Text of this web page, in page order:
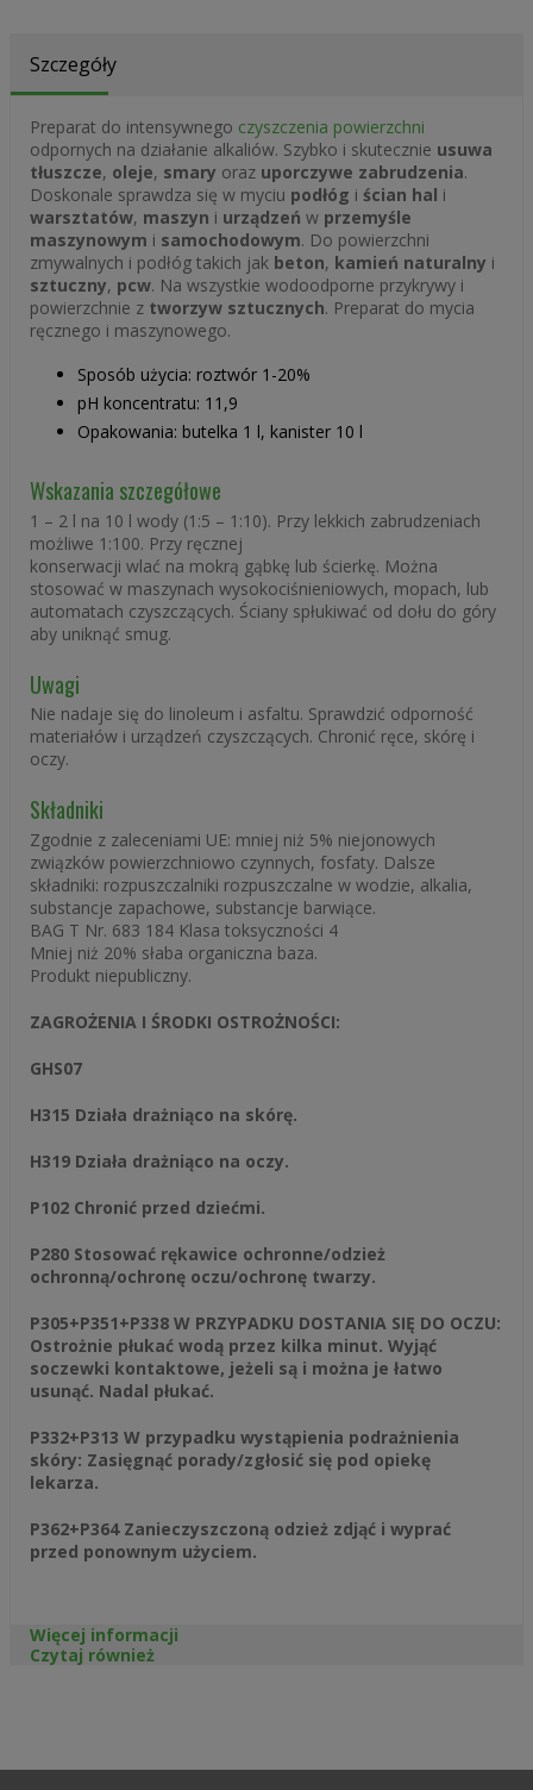
Szczegóły
Preparat do intensywnego czyszczenia powierzchni
odpornych na działanie alkaliów. Szybko i skutecznie usuwa
tłuszcze, oleje, smary oraz uporczywe zabrudzenia.
Doskonale sprawdza się w myciu podłóg i ścian hal i
warsztatów, maszyn i urządzeń w przemyśle
maszynowym i samochodowym. Do powierzchni
zmywalnych i podłóg takich jak beton, kamień naturalny i
sztuczny, pcw. Na wszystkie wodoodporne przykrywy i
powierzchnie z tworzyw sztucznych. Preparat do mycia
ręcznego i maszynowego.
Sposób użycia: roztwór 1-20%
pH koncentratu: 11,9
Opakowania: butelka 1 l, kanister 10 l
Wskazania szczegółowe
1 – 2 l na 10 l wody (1:5 – 1:10). Przy lekkich zabrudzeniach
możliwe 1:100. Przy ręcznej
konserwacji wlać na mokrą gąbkę lub ścierkę. Można
stosować w maszynach wysokociśnieniowych, mopach, lub
automatach czyszczących. Ściany spłukiwać od dołu do góry
aby uniknąć smug.
Uwagi
Nie nadaje się do linoleum i asfaltu. Sprawdzić odporność
materiałów i urządzeń czyszczących. Chronić ręce, skórę i
oczy.
Składniki
Zgodnie z zaleceniami UE: mniej niż 5% niejonowych
związków powierzchniowo czynnych, fosfaty. Dalsze
składniki: rozpuszczalniki rozpuszczalne w wodzie, alkalia,
substancje zapachowe, substancje barwiące.
BAG T Nr. 683 184 Klasa toksyczności 4
Mniej niż 20% słaba organiczna baza.
Produkt niepubliczny.
ZAGROŻENIA I ŚRODKI OSTROŻNOŚCI:
GHS07
H315 Działa drażniąco na skórę.
H319 Działa drażniąco na oczy.
P102 Chronić przed dziećmi.
P280 Stosować rękawice ochronne/odzież
ochronną/ochronę oczu/ochronę twarzy.
P305+P351+P338 W PRZYPADKU DOSTANIA SIĘ DO OCZU:
Ostrożnie płukać wodą przez kilka minut. Wyjąć
soczewki kontaktowe, jeżeli są i można je łatwo
usunąć. Nadal płukać.
P332+P313 W przypadku wystąpienia podrażnienia
skóry: Zasięgnąć porady/zgłosić się pod opiekę
lekarza.
P362+P364 Zanieczyszczoną odzież zdjąć i wyprać
przed ponownym użyciem.
Więcej informacji
Czytaj również